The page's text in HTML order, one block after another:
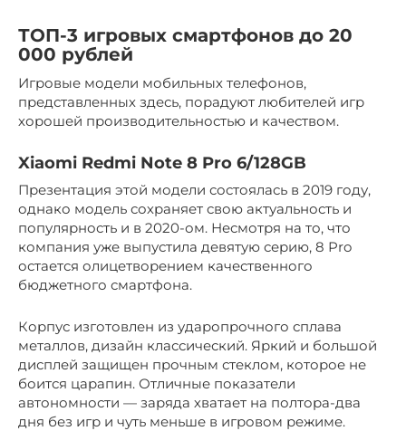
ТОП-3 игровых смартфонов до 20
000 рублей
Игровые модели мобильных телефонов,
представленных здесь, порадуют любителей игр
хорошей производительностью и качеством.
Xiaomi Redmi Note 8 Pro 6/128GB
Презентация этой модели состоялась в 2019 году,
однако модель сохраняет свою актуальность и
популярность и в 2020-ом. Несмотря на то, что
компания уже выпустила девятую серию, 8 Pro
остается олицетворением качественного
бюджетного смартфона.
Корпус изготовлен из ударопрочного сплава
металлов, дизайн классический. Яркий и большой
дисплей защищен прочным стеклом, которое не
боится царапин. Отличные показатели
автономности — заряда хватает на полтора-два
дня без игр и чуть меньше в игровом режиме.